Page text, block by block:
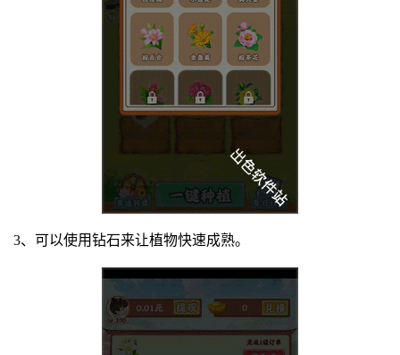
3、可以使用钻石来让植物快速成熟。